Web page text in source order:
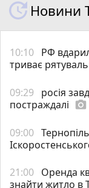
Новини
10:10 РФ
триває
09:29
росія
постраждалі photo_camera
09:00
21:00 Оренда
знайти житло в